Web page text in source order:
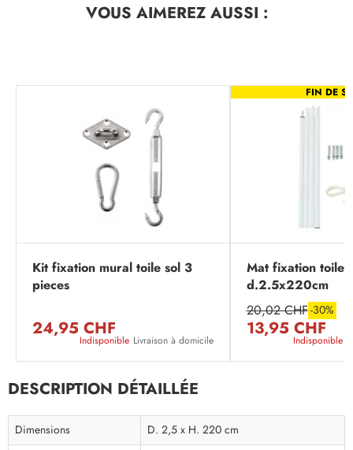
VOUS AIMEREZAUSSI :
Kit fixation mural toile sol 3
pieces
24,95 CHF
Indisponible Livraison à domicile
FIN DE
Mat fixation toile
d.2.5x220cm
20,02 CHF-30%
13,95 CHF
Indisponible
DESCRIPTION DÉTAILLÉE
Dimensions
D. 2,5 x H. 220 cm